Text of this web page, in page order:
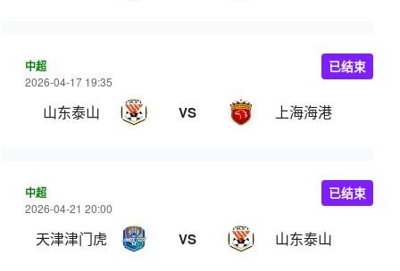
中超
2026-04-17 19:35
山东泰山 VS 上海海港
已结束
中超
2026-04-21 20:00
天津津门虎 VS 山东泰山
已结束